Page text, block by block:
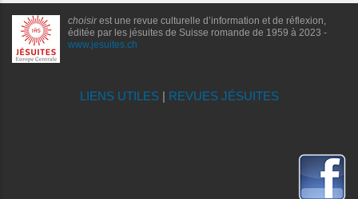
choisirest une revue culturelle d’information et de réflexion,
éditée par les jésuites de Suisse romande de 1959 à 2023 -
www.jesuites.ch
LIENS UTILES| REVUES JÉSUITES